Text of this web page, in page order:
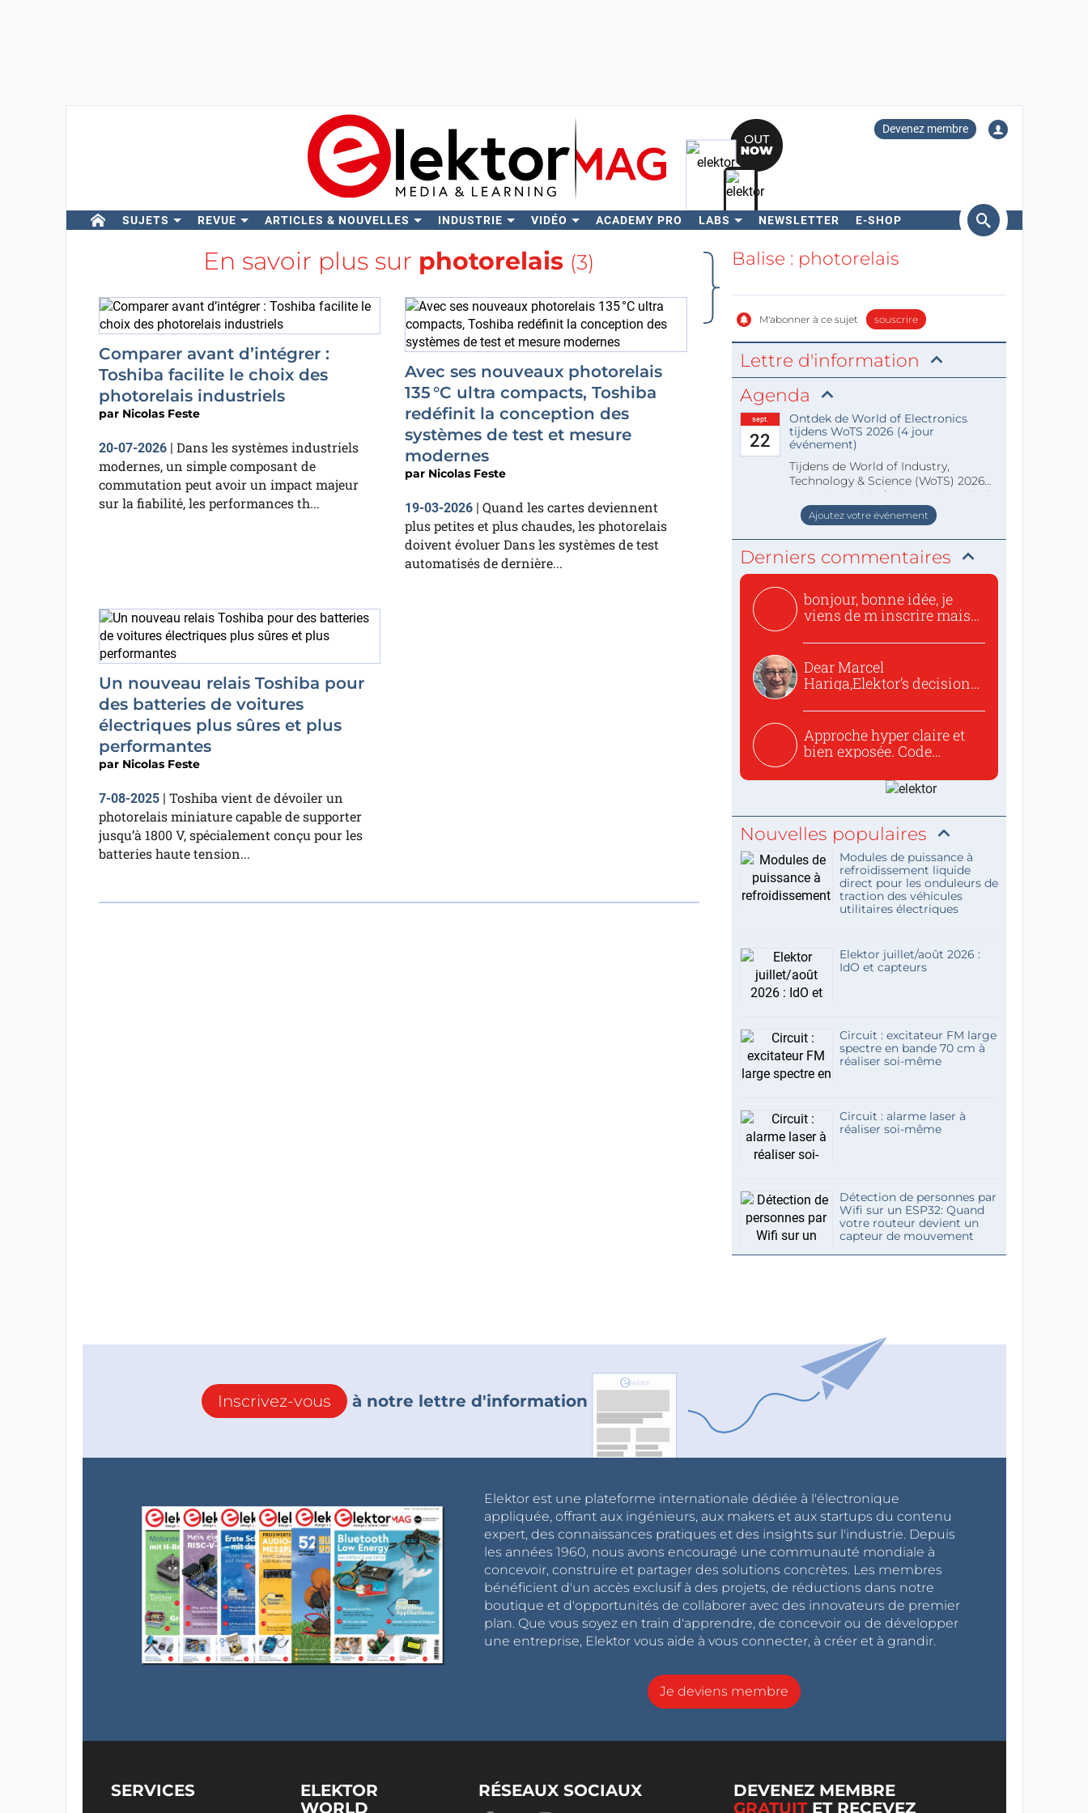
Devenez membre
SUJETS REVUE ARTICLES & NOUVELLES INDUSTRIE VIDÉO ACADEMY PRO LABS NEWSLETTER E-SHOP
Rechercher
En savoir plus sur photorelais (3)
Comparer avant d’intégrer :
Toshiba facilite le choix des
photorelais industriels
par Nicolas Feste
20-07-2026| Dans les systèmes industriels
modernes, un simple composant de
commutation peut avoir un impact majeur
sur la fiabilité, les performances th...
Avec ses nouveaux photorelais
135 °C ultra compacts, Toshiba
redéfinit la conception des
systèmes de test et mesure
modernes
par Nicolas Feste
19-03-2026 | Quand les cartes deviennent
plus petites et plus chaudes, les photorelais
doivent évoluer Dans les systèmes de test
automatisés de dernière...
Un nouveau relais Toshiba pour
des batteries de voitures
électriques plus sûres et plus
performantes
par Nicolas Feste
7-08-2025| Toshiba vient de dévoiler un
photorelais miniature capable de supporter
jusqu’à 1800 V, spécialement conçu pour les
batteries haute tension...
Balise : photorelais
M'abonner à ce sujet souscrire
Lettre d'information
Agenda
sept.
22
Ontdek de World of Electronics
tijdens WoTS 2026 (4 jour
événement)
Tijdens de World of Industry,
Technology & Science (WoTS) 2026
staat de World of Electronics volledi
Ajoutez votre événement
Derniers commentaires
bonjour, bonne idée, je
viens de m inscrire mais
Dear Marcel
Hariga,Elektor’s decision
Approche hyper claire et
bien exposée. Code
Nouvelles populaires
Modules de puissance à
refroidissement liquide
direct pour les onduleurs de
traction des véhicules
utilitaires électriques
Elektor juillet/août 2026 :
IdO et capteurs
Circuit : excitateur FM large
spectre en bande 70 cm à
réaliser soi-même
Circuit : alarme laser à
réaliser soi-même
Détection de personnes par
Wifi sur un ESP32: Quand
votre routeur devient un
capteur de mouvement
Inscrivez-vous à notre lettre d'information
Elektor est une plateforme internationale dédiée à l'électronique
appliquée, offrant aux ingénieurs, aux makers et aux startups du contenu
expert, des connaissances pratiques et des insights sur l'industrie. Depuis
les années 1960, nous avons encouragé une communauté mondiale à
concevoir, construire et partager des solutions concrètes. Les membres
bénéficient d'un accès exclusif à des projets, de réductions dans notre
boutique et d'opportunités de collaborer avec des innovateurs de premier
plan. Que vous soyez en train d'apprendre, de concevoir ou de développer
une entreprise, Elektor vous aide à vous connecter, à créer et à grandir.
Je deviens membre
SERVICES
ELEKTOR
WORLD
RÉSEAUX SOCIAUX
DEVENEZ MEMBRE
GRATUITET RECEVEZ